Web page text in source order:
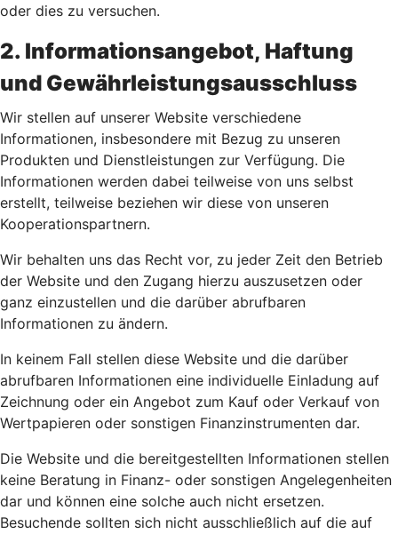
oder dies zu versuchen.
2. Informationsangebot, Haftung
und Gewährleistungsausschluss
Wir stellen auf unserer Website verschiedene
Informationen, insbesondere mit Bezug zu unseren
Produkten und Dienstleistungen zur Verfügung. Die
Informationen werden dabei teilweise von uns selbst
erstellt, teilweise beziehen wir diese von unseren
Kooperationspartnern.
Wir behalten uns das Recht vor, zu jeder Zeit den Betrieb
der Website und den Zugang hierzu auszusetzen oder
ganz einzustellen und die darüber abrufbaren
Informationen zu ändern.
In keinem Fall stellen diese Website und die darüber
abrufbaren Informationen eine individuelle Einladung auf
Zeichnung oder ein Angebot zum Kauf oder Verkauf von
Wertpapieren oder sonstigen Finanzinstrumenten dar.
Die Website und die bereitgestellten Informationen stellen
keine Beratung in Finanz- oder sonstigen Angelegenheiten
dar und können eine solche auch nicht ersetzen.
Besuchende sollten sich nicht ausschließlich auf die auf